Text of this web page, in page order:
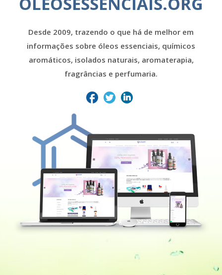
Desde 2009, trazendo o que há de melhor em
informações sobre óleos essenciais, químicos
aromáticos, isolados naturais, aromaterapia,
fragrâncias e perfumaria.